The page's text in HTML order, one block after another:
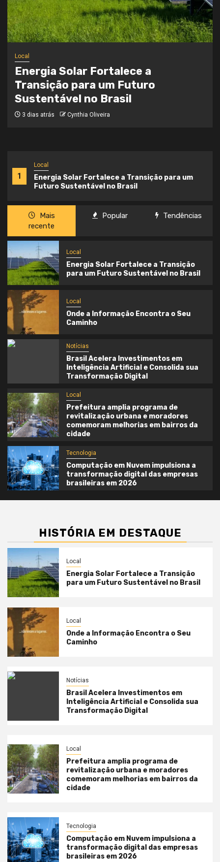
1
Local
Energia Solar Fortalece a Transição para um
Futuro Sustentável no Brasil
Local
Onde a Informação Encontra o Seu
Caminho
3 semanas atrás Cynthia Oliveira
Mais
recente
Popular Tendências
Local
Energia Solar Fortalece a Transição
para um Futuro Sustentável no Brasil
Local
Onde a Informação Encontra o Seu
Caminho
Notícias
Brasil Acelera Investimentos em
Inteligência Artificial e Consolida sua
Transformação Digital
Local
Prefeitura amplia programa de
revitalização urbana e moradores
comemoram melhorias em bairros da
cidade
Tecnologia
Computação em Nuvem impulsiona a
transformação digital das empresas
brasileiras em 2026
HISTÓRIA EM DESTAQUE
Local
Energia Solar Fortalece a Transição
para um Futuro Sustentável no Brasil
Local
Onde a Informação Encontra o Seu
Caminho
Notícias
Brasil Acelera Investimentos em
Inteligência Artificial e Consolida sua
Transformação Digital
Local
Prefeitura amplia programa de
revitalização urbana e moradores
comemoram melhorias em bairros da
cidade
Tecnologia
Computação em Nuvem impulsiona a
transformação digital das empresas
brasileiras em 2026